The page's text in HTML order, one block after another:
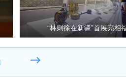
“林则徐在新疆”首展亮相